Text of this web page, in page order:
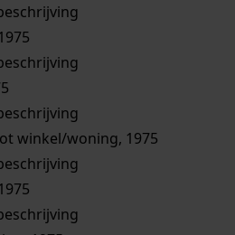
winkel/woning, 1975